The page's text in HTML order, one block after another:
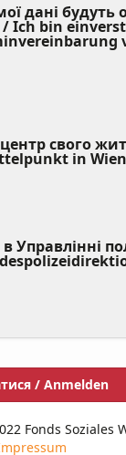
дані будуть
Ich bin
свого
in
/ Anmelden
Fonds Soziales